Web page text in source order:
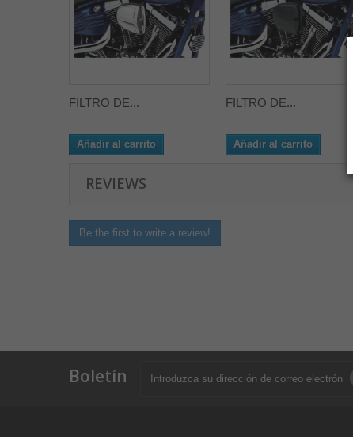
FILTRO DE...
Añadir al carrito
FILTRO DE...
Añadir al carrito
REVIEWS
Be the first to write a review!
Boletín